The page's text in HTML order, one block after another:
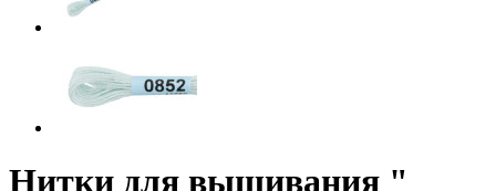
Нитки для вышивания "